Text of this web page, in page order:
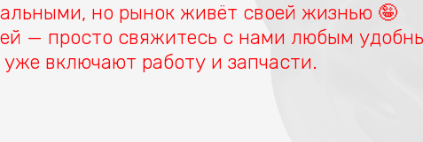
но рынок живёт своей жизнью 🤪
— просто свяжитесь с нами любым
включают работу и запчасти.